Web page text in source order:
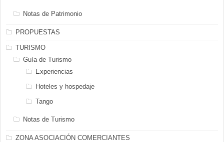
Notas de Patrimonio
PROPUESTAS
TURISMO
Guía de Turismo
Experiencias
Hoteles y hospedaje
Tango
Notas de Turismo
ZONA ASOCIACIÓN COMERCIANTES